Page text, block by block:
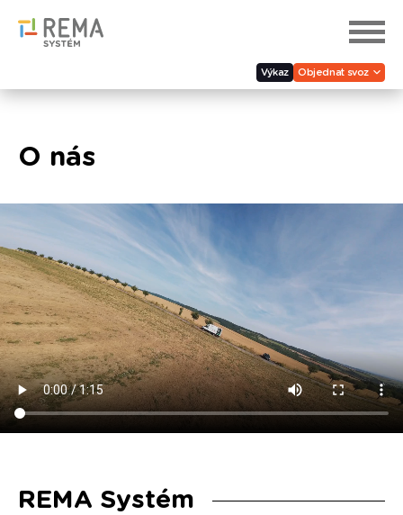
Výkaz Objednat svoz
O nás
REMA Systém